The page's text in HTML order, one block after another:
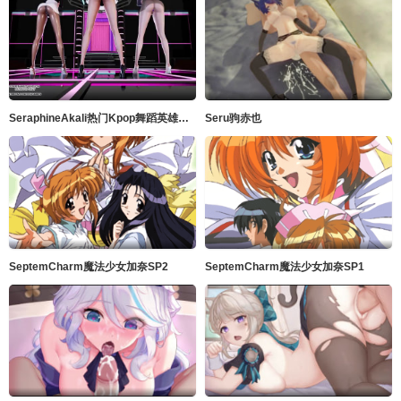
SeraphineAkali热门Kpop舞蹈英雄联盟 Seru驹赤也
SeptemCharm魔法少女加奈SP2 SeptemCharm魔法少女加奈SP1